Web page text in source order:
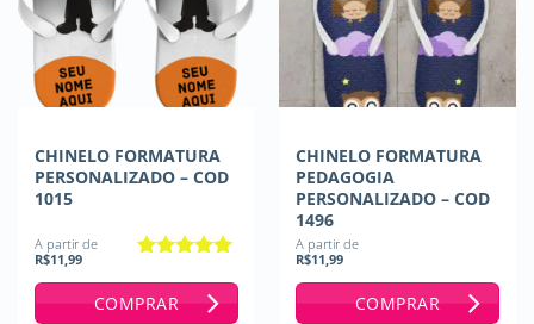
CHINELO FORMATURA
PERSONALIZADO – COD
1015
A partir de
R$11,99
COMPRAR
CHINELO FORMATURA
PEDAGOGIA
PERSONALIZADO – COD
1496
A partir de
R$11,99
COMPRAR